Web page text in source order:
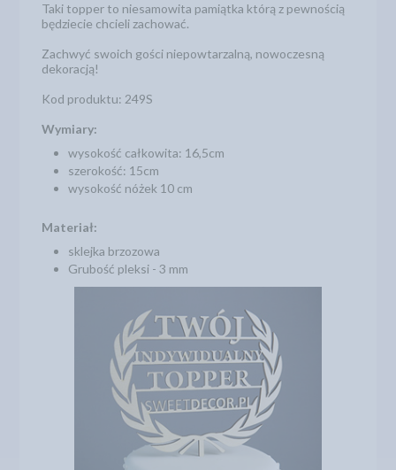
Taki topper to niesamowita pamiątka którą z pewnością
będziecie chcieli zachować.
Zachwyć swoich gości niepowtarzalną, nowoczesną
dekoracją!
Kod produktu: 249S
Wymiary:
wysokość całkowita: 16,5cm
szerokość: 15cm
wysokość nóżek 10 cm
Materiał:
sklejka brzozowa
Grubość pleksi - 3 mm